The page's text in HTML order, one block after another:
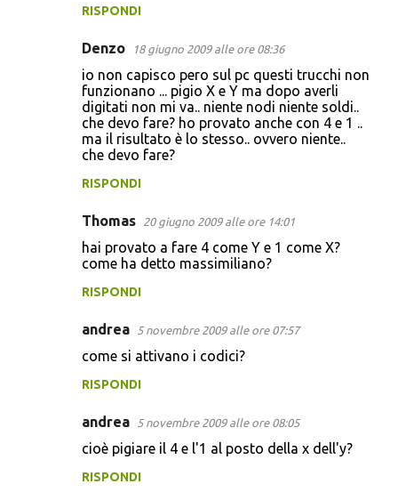
RISPONDI
Denzo 18 giugno 2009 alle ore 08:36
io non capisco pero sul pc questi trucchi non
funzionano ... pigio X e Y ma dopo averli
digitati non mi va.. niente nodi niente soldi..
che devo fare? ho provato anche con 4 e 1 ..
ma il risultato è lo stesso.. ovvero niente..
che devo fare?
RISPONDI
Thomas 20 giugno 2009 alle ore 14:01
hai provato a fare 4 come Y e 1 come X?
come ha detto massimiliano?
RISPONDI
andrea 5 novembre 2009 alle ore 07:57
come si attivano i codici?
RISPONDI
andrea 5 novembre 2009 alle ore 08:05
cioè pigiare il 4 e l'1 al posto della x dell'y?
RISPONDI